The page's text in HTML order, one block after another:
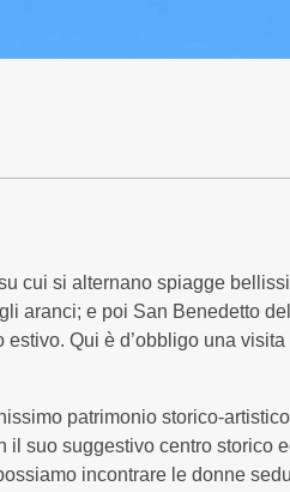
Stella Marina
Condizioni
Esperienze
Cupra Marittima
cui si alternano spiagge
aranci; e poi San Benedetto
Qui è d’obbligo una visita
patrimonio storico-
il suo suggestivo centro storico
incontrare le donne